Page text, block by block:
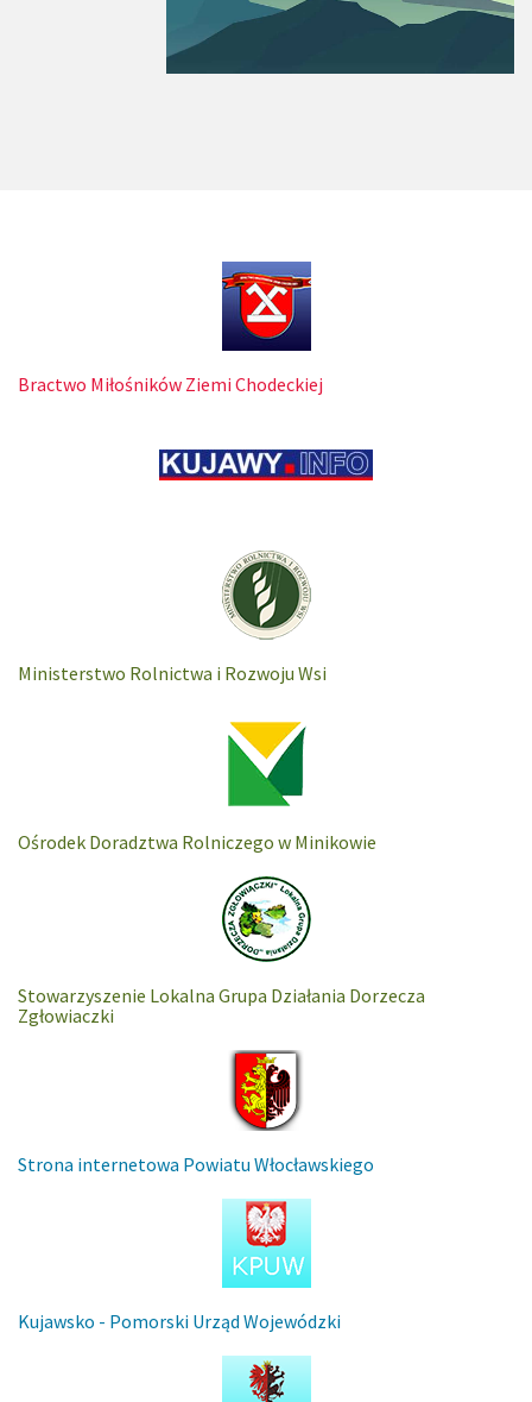
Bractwo Miłośników Ziemi Chodeckiej
Ministerstwo Rolnictwa i Rozwoju Wsi
Ośrodek Doradztwa Rolniczego w Minikowie
Stowarzyszenie Lokalna Grupa Działania Dorzecza
Zgłowiaczki
Strona internetowa Powiatu Włocławskiego
Kujawsko - Pomorski Urząd Wojewódzki